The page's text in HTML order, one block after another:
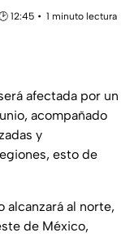
12:45
1 minuto lectura
afectada por un
acompañado
y
esto de
alcanzará al norte,
de México,